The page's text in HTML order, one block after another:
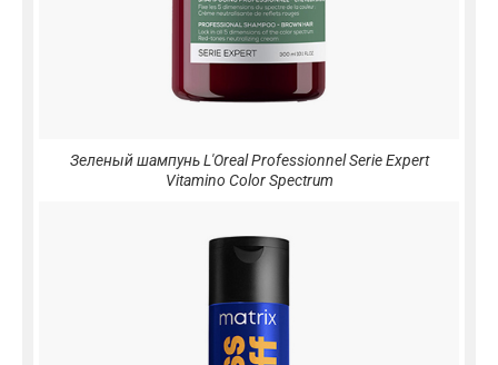
Зеленый шампунь L'Oreal Professionnel Serie Expert
Vitamino Color Spectrum